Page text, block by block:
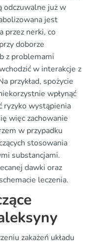
odczuwalne już w
jest
przez nerki, co
doborze
z problemami
w interakcje z
przykład, spożycie
wpłynąć
ryzyko wystąpienia
więc zachowanie
w przypadku
stosowania
substancjami.
dawki oraz
leczenia.
zakażeń układu